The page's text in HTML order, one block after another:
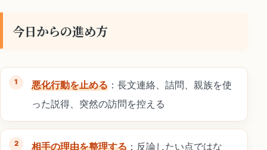
今日からの進め方
悪化行動を止める ：長文連絡、詰問、親族を使
った説得、突然の訪問を控える
相手の理由を整理する ：反論したい点ではな